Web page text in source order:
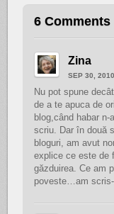
6 Comments
Zina
SEP 30, 2010
Nu pot spune
de a te apuca de
blog,când habar
scriu. Dar în două
bloguri, am avut
explice ce este de
găzduirea. Ce am
poveste…am